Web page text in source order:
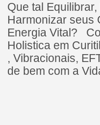
Que tal
Harmonizar seus
Energia Vital?
Holistica em
, Vibracionais,
de bem com a